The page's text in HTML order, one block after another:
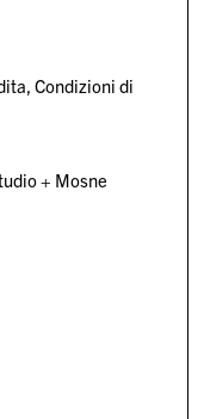
Condizioni di
+ Mosne